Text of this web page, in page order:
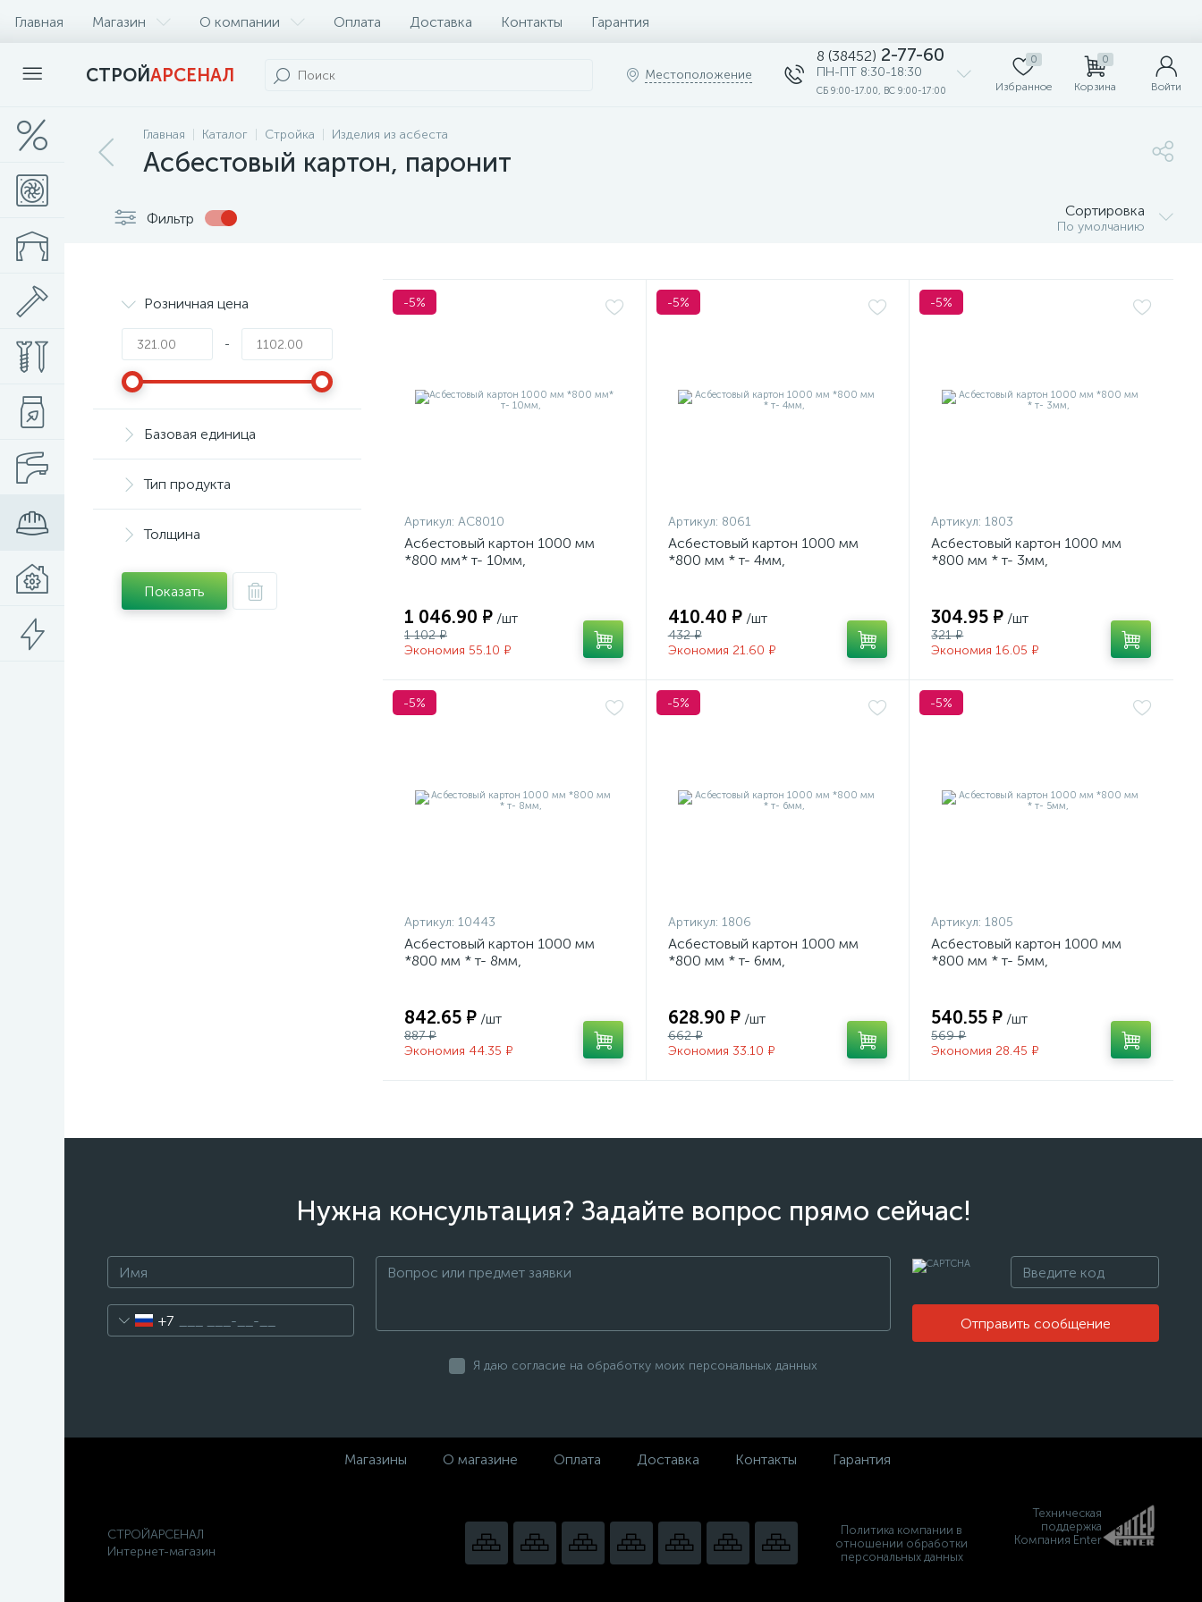
Главная Магазин О компании Оплата Доставка Контакты Гарантия
СТРОЙАРСЕНАЛ Местоположение
8 (38452) 2-77-60
ПН-ПТ 8:30-18:30
СБ 9:00-17.00, ВС 9:00-17:00
0
Избранное
0
Корзина Войти
Главная Каталог Стройка Изделия из асбеста
Асбестовый картон, паронит
Фильтр Сортировка
По умолчанию
Розничная цена
-
Базовая единица
Тип продукта
Толщина
Показать
-5%
Артикул: АС8010
Асбестовый картон 1000 мм
*800 мм* т- 10мм,
1 046.90 ₽ /шт
1 102 ₽
Экономия 55.10 ₽
-5%
Артикул: 8061
Асбестовый картон 1000 мм
*800 мм * т- 4мм,
410.40 ₽ /шт
432 ₽
Экономия 21.60 ₽
-5%
Артикул: 1803
Асбестовый картон 1000 мм
*800 мм * т- 3мм,
304.95 ₽ /шт
321 ₽
Экономия 16.05 ₽
-5%
Артикул: 10443
Асбестовый картон 1000 мм
*800 мм * т- 8мм,
842.65 ₽ /шт
887 ₽
Экономия 44.35 ₽
-5%
Артикул: 1806
Асбестовый картон 1000 мм
*800 мм * т- 6мм,
628.90 ₽ /шт
662 ₽
Экономия 33.10 ₽
-5%
Артикул: 1805
Асбестовый картон 1000 мм
*800 мм * т- 5мм,
540.55 ₽ /шт
569 ₽
Экономия 28.45 ₽
Нужна консультация? Задайте вопрос прямо сейчас!
+7 Отправить сообщение
Я даю согласие на обработку моих персональных данных
Магазины О магазине Оплата Доставка Контакты Гарантия
СТРОЙАРСЕНАЛ
Интернет-магазин
Политика компании в
отношении обработки
персональных данных
Техническая
поддержка
Компания Enter